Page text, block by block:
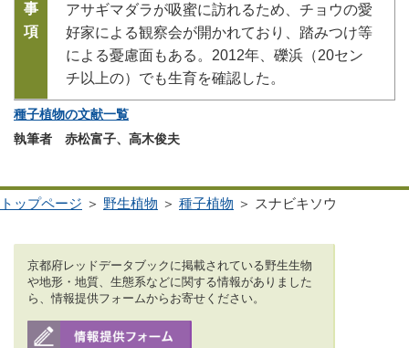
事
項
アサギマダラが吸蜜に訪れるため、チョウの愛
好家による観察会が開かれており、踏みつけ等
による憂慮面もある。2012年、礫浜（20セン
チ以上の）でも生育を確認した。
種子植物の文献一覧
執筆者 赤松富子、高木俊夫
トップページ ＞ 野生植物 ＞ 種子植物 ＞ スナビキソウ
京都府レッドデータブックに掲載されている野生生物
や地形・地質、生態系などに関する情報がありました
ら、情報提供フォームからお寄せください。